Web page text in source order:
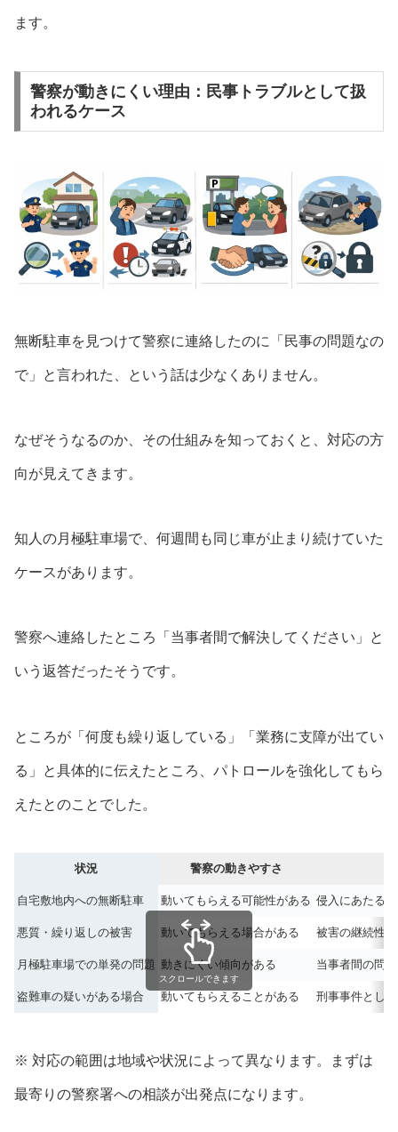
ます。
警察が動きにくい理由：民事トラブルとして扱
われるケース
無断駐車を見つけて警察に連絡したのに「民事の問題なの
で」と言われた、という話は少なくありません。
なぜそうなるのか、その仕組みを知っておくと、対応の方
向が見えてきます。
知人の月極駐車場で、何週間も同じ車が止まり続けていた
ケースがあります。
警察へ連絡したところ「当事者間で解決してください」と
いう返答だったそうです。
ところが「何度も繰り返している」「業務に支障が出てい
る」と具体的に伝えたところ、パトロールを強化してもら
えたとのことでした。
状況 警察の動きやすさ
自宅敷地内への無断駐車 動いてもらえる可能性がある 侵入にあたる
悪質・繰り返しの被害 動いてもらえる場合がある 被害の継続性
月極駐車場での単発の問題 動きにくい傾向がある 当事者間の問
盗難車の疑いがある場合 動いてもらえることがある 刑事事件とし
スクロールできます
※ 対応の範囲は地域や状況によって異なります。まずは
最寄りの警察署への相談が出発点になります。